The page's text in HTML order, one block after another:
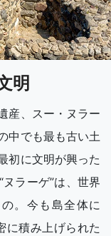
明
産、スー・ヌラー
中でも最も古い土
初に文明が興った
ラーゲ”は、世界
。今も島全体に
に積み上げられた